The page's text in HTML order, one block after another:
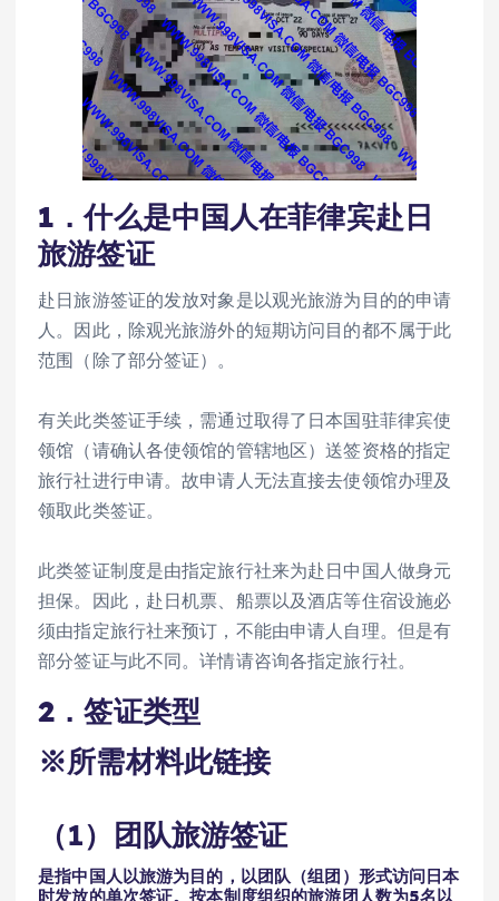
1．什么是中国人在菲律宾赴日
旅游签证
赴日旅游签证的发放对象是以观光旅游为目的的申请
人。因此，除观光旅游外的短期访问目的都不属于此
范围（除了部分签证）。
有关此类签证手续，需通过取得了日本国驻菲律宾使
领馆（请确认各使领馆的管辖地区）送签资格的指定
旅行社进行申请。故申请人无法直接去使领馆办理及
领取此类签证。
此类签证制度是由指定旅行社来为赴日中国人做身元
担保。因此，赴日机票、船票以及酒店等住宿设施必
须由指定旅行社来预订，不能由申请人自理。但是有
部分签证与此不同。详情请咨询各指定旅行社。
2．签证类型
※所需材料此链接
（1）团队旅游签证
是指中国人以旅游为目的，以团队（组团）形式访问日本
时发放的单次签证。按本制度组织的旅游团人数为5名以